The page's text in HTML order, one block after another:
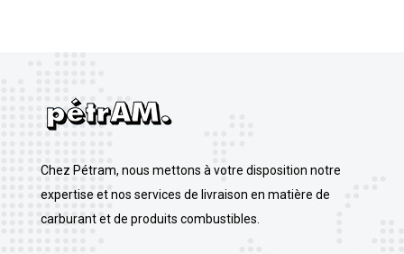
Chez Pétram, nous mettons à votre disposition notre
expertise et nos services de livraison en matière de
carburant et de produits combustibles.